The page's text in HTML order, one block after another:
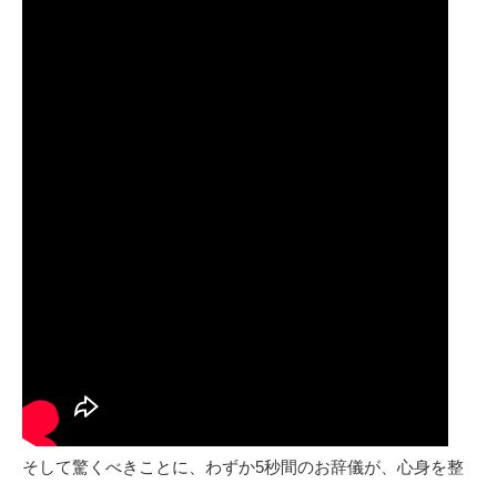
そして驚くべきことに、わずか5秒間のお辞儀が、心身を整